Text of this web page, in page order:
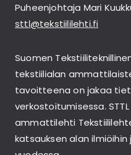
Puheenjohtaja Mari
sttl@tekstiililehti.fi
Suomen
tekstiilialan
tavoitteena on jakaa
verkostoitumisessa.
ammattilehti
katsauksen alan